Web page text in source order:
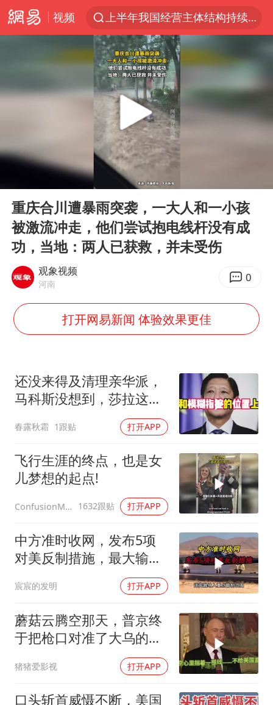
视频
上半年我国经营主体结构持续优化
上海有出现龙卷潜势
上海全域长途客运班次全部停运
今日15时起福州地铁高架区段停运
白海豚逼近浙闽沿海
上门女婿出轨女邻居多年被判重婚罪
王传君 《披荆斩棘》
2025年小学教师减少13.19万
构建更高水平的全民健身公共服务体系
Play
重庆合川遭暴雨突袭，一大人和一小孩
被激流冲走，他们尝试抱电线杆没有成
功，当地：两人已获救，并未受伤
观象视频
河南 0
打开网易新闻 体验效果更佳
还没来得及清理亲华派，
马科斯没想到，莎拉这次
春露秋霜 1跟贴 打开APP
飞行生涯的终点，也是女
儿梦想的起点!
ConfusionMax 1632跟贴 打开APP
中方准时收网，发布5项
对美反制措施，最大输家
宸宸的发明 打开APP
蘑菇云腾空那天，普京终
于把枪口对准了大乌的军
猪猪爱影视 打开APP
口头斩首威慑不断，美国